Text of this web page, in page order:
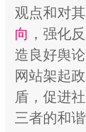
观点和对
向 ，强化
造良好舆
网站架起
盾，促进
三者的和